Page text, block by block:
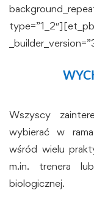
Wszyscy
wybierać w
wśród wielu
m.in. trenera
biologicznej.